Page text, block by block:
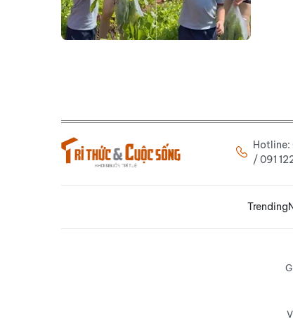
/ 091
Trending